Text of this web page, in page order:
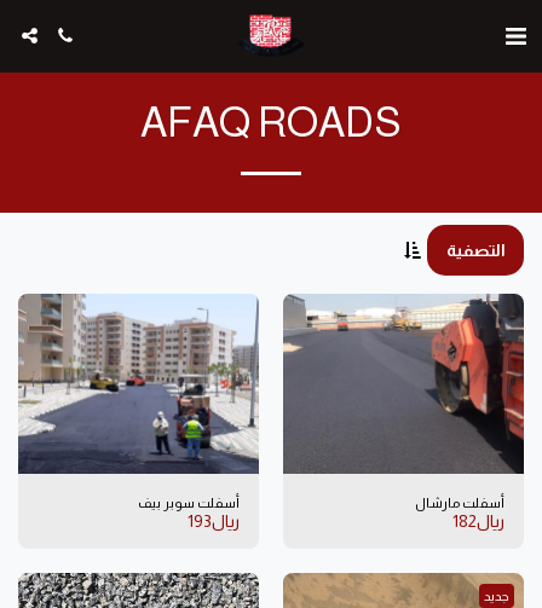
AFAQ ROADS
التصفية
أسفلت مارشال
﷼182
أسفلت سوبر بيف
﷼193
جديد